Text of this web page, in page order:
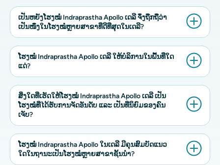
ເປັນຫຍັງໂຮງໝໍ Indraprastha Apollo ເດລີ ຈຶ່ງຖືກຖືວ່າ
ເປັນໜຶ່ງໃນໂຮງໝໍຫຼາຍສາຂາທີ່ດີທີ່ສຸດໃນເດລີ?
ໂຮງໝໍ Indraprastha Apollo ເດລີ ໃຫ້ບໍລິການໃນພື້ນທີ່ໃດ
ແດ່?
ສິ່ງໃດທີ່ເຮັດໃຫ້ໂຮງໝໍ Indraprastha Apollo ເດລີ ເປັນ
ໂຮງໝໍທີ່ໄດ້ຮັບການຈັດອັນດັບ ແລະ ເປັນທີ່ນິຍົມຂອງຄົນ
ເຈັບ?
ໂຮງໝໍ Indraprastha Apollo ໃນເດລີ ມີຄຸນສົມບັດແນວ
ໃດໃນຖານະເປັນໂຮງໝໍຫຼາຍສາຂາຊັ້ນນໍາ?